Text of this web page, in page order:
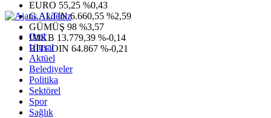
EURO 55,25 %0,43
G.ALTIN6.660,55 %2,59
GÜMÜŞ 98 %3,57
IMKB 13.779,39 %-0,14
BITCOIN 64.867 %-0,21
Otel
Ulusal
Aktüel
Belediyeler
Politika
Sektörel
Spor
Sağlık